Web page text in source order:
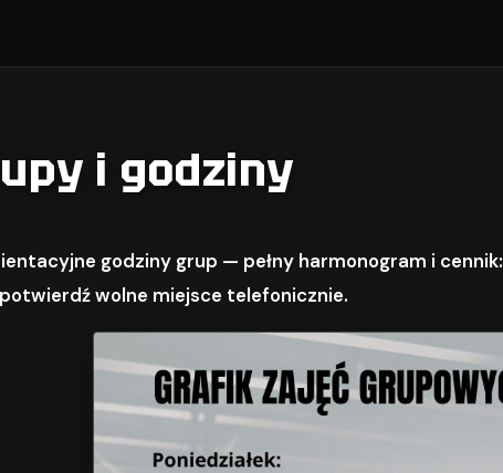
i godziny
godziny grup — pełny harmonogram i cennik:
wolne miejsce telefonicznie.